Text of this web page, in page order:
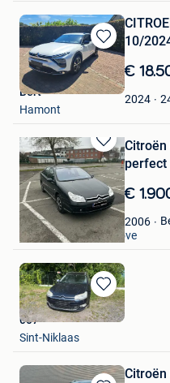
Bewaren
in
Mijn
Favorieten
10/
€
2024
Bert
Hamont
Bewaren
in
Mijn
Favorieten
Citroën
perfect
€
2006
Alexandre
Iddergem + Deel Ninove
Bewaren
in
007
Sint-Niklaas
Citroën